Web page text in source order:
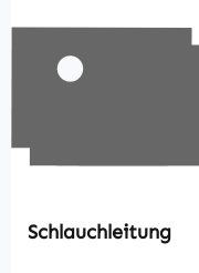
Schlauchleitung